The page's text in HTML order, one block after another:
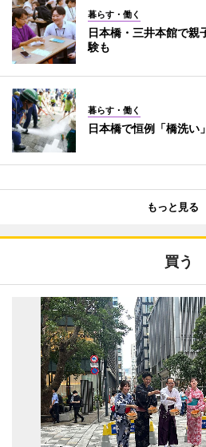
暮らす・働く
日本橋・三井本館で
験も
暮らす・働く
日本橋で恒例「橋洗
もっと見る
買う